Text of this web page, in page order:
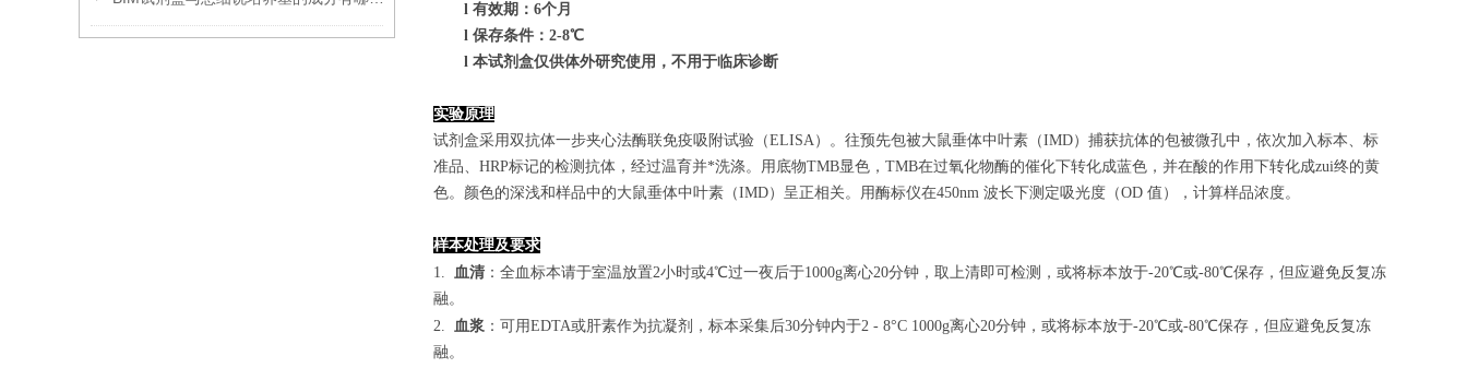
l 有效期：6个月
l 保存条件： 2-8℃
l 本试剂盒仅供体外研究使用，不用于临床诊断
实验原理
试剂盒采用双抗体一步夹心法酶联免疫吸附试验（ELISA）。往预先包被大鼠垂体中叶素（IMD）捕获抗体的包被微孔中，依次加入标本、标
准品、HRP标记的检测抗体，经过温育并*洗涤。用底物TMB显色，TMB在过氧化物酶的催化下转化成蓝色，并在酸的作用下转化成zui终的黄
色。颜色的深浅和样品中的大鼠垂体中叶素（IMD）呈正相关。用酶标仪在450nm 波长下测定吸光度（OD 值），计算样品浓度。
样本处理及要求
1. 血清 ：全血标本请于室温放置2小时或4℃过一夜后于1000g离心20分钟，取上清即可检测，或将标本放于-20℃或-80℃保存，但应避免反复冻
融。
2. 血浆 ：可用EDTA或肝素作为抗凝剂，标本采集后30分钟内于2 - 8°C 1000g离心20分钟，或将标本放于-20℃或-80℃保存，但应避免反复冻
融。